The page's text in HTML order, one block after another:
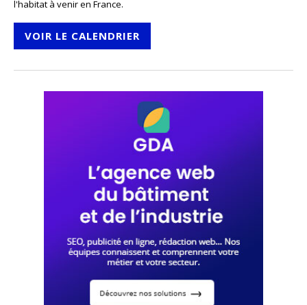
l'habitat à venir en France.
VOIR LE CALENDRIER